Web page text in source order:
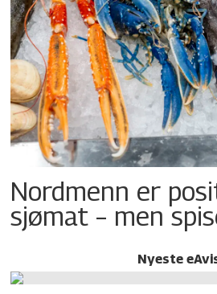
Nordmenn er
sjømat – men
Nyeste